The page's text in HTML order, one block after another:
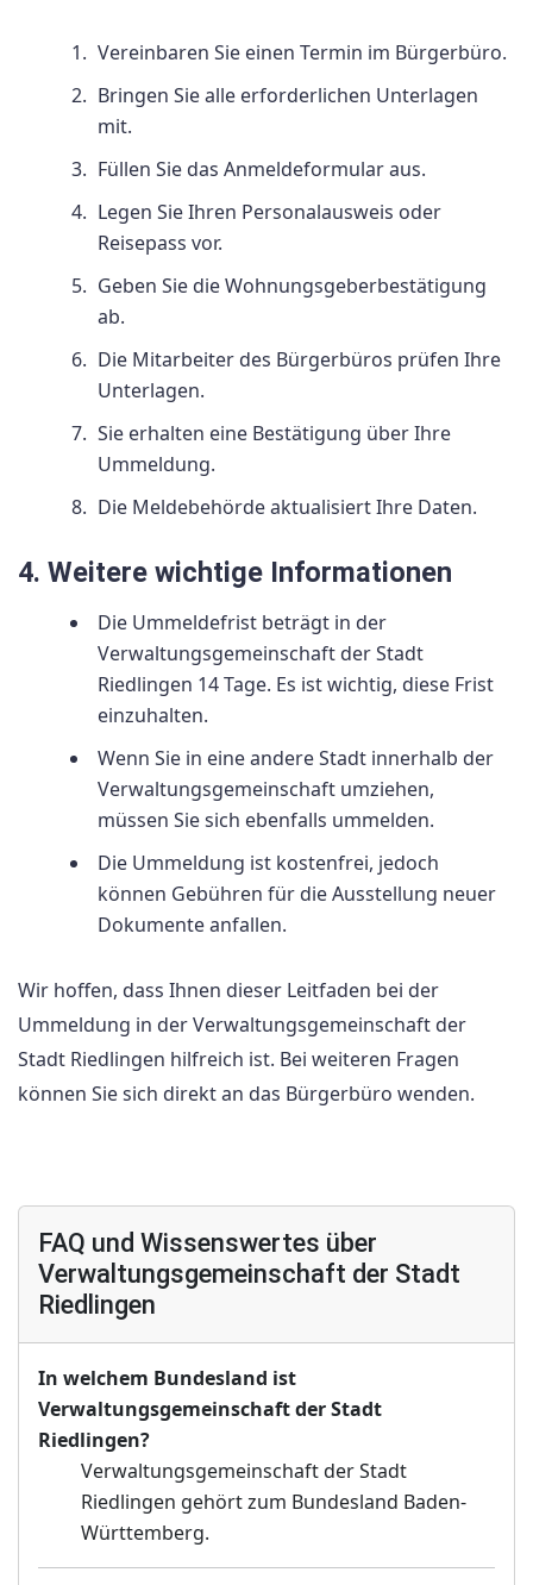
Vereinbaren Sie einen Termin im Bürgerbüro.
Bringen Sie alle erforderlichen Unterlagen
mit.
Füllen Sie das Anmeldeformular aus.
Legen Sie Ihren Personalausweis oder
Reisepass vor.
Geben Sie die Wohnungsgeberbestätigung
ab.
Die Mitarbeiter des Bürgerbüros prüfen Ihre
Unterlagen.
Sie erhalten eine Bestätigung über Ihre
Ummeldung.
Die Meldebehörde aktualisiert Ihre Daten.
4. Weitere wichtige Informationen
Die Ummeldefrist beträgt in der
Verwaltungsgemeinschaft der Stadt
Riedlingen 14 Tage. Es ist wichtig, diese Frist
einzuhalten.
Wenn Sie in eine andere Stadt innerhalb der
Verwaltungsgemeinschaft umziehen,
müssen Sie sich ebenfalls ummelden.
Die Ummeldung ist kostenfrei, jedoch
können Gebühren für die Ausstellung neuer
Dokumente anfallen.
Wir hoffen, dass Ihnen dieser Leitfaden bei der
Ummeldung in der Verwaltungsgemeinschaft der
Stadt Riedlingen hilfreich ist. Bei weiteren Fragen
können Sie sich direkt an das Bürgerbüro wenden.
FAQ und Wissenswertes über
Verwaltungsgemeinschaft der Stadt
Riedlingen
In welchem Bundesland ist
Verwaltungsgemeinschaft der Stadt
Riedlingen?
Verwaltungsgemeinschaft der Stadt
Riedlingen gehört zum Bundesland Baden-
Württemberg.